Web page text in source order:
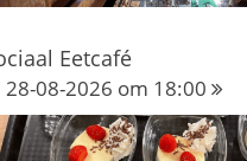
Eetcafé
28-08-2026 om 18:00